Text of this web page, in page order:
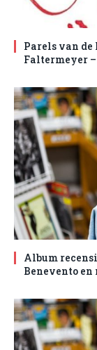
Parels van
Faltermeyer –
Album
Benevento en